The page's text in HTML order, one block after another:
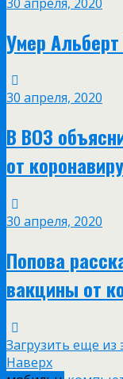
Умер
30 апреля, 2020
В ВОЗ
от
30 апреля, 2020
Попова
вакцины от
Загрузить еще из
Наверх